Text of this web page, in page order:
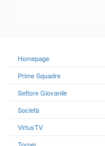
Homepage
Prime Squadre
Settore Giovanile
Società
VirtusTV